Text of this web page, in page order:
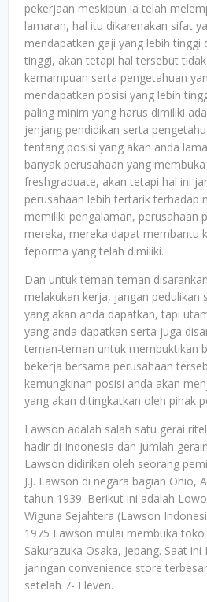
pekerjaan meskipun ia telah
lamaran, hal itu dikarenakan sifat
mendapatkan gaji yang lebih tinggi
tinggi, akan tetapi hal tersebut
kemampuan serta pengetahuan
mendapatkan posisi yang lebih
paling minim yang harus dimiliki
jenjang pendidikan serta
tentang posisi yang akan anda
banyak perusahaan yang
freshgraduate, akan tetapi hal ini
perusahaan lebih tertarik terhadap
memiliki pengalaman, perusahaan
mereka, mereka dapat membantu
feporma yang telah dimiliki.
Dan untuk teman-teman
melakukan kerja, jangan pedulikan
yang akan anda dapatkan, tapi
yang anda dapatkan serta juga
teman-teman untuk membuktikan
bekerja bersama perusahaan
kemungkinan posisi anda akan
yang akan ditingkatkan oleh pihak
Lawson adalah salah satu gerai
hadir di Indonesia dan jumlah
Lawson didirikan oleh seorang
J.J. Lawson di negara bagian Ohio,
tahun 1939. Berikut ini adalah
Wiguna Sejahtera (Lawson
1975 Lawson mulai membuka
Sakurazuka Osaka, Jepang. Saat
jaringan convenience store
setelah 7- Eleven.